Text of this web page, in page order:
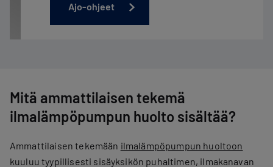
Ajo-ohjeet
Mitä ammattilaisen tekemä
ilmalämpöpumpun huolto sisältää?
Ammattilaisen tekemään ilmalämpöpumpun huoltoon
kuuluu tyypillisesti sisäyksikön puhaltimen, ​​ilmakanavan